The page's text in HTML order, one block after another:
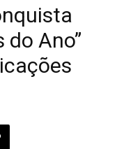
do Ano”